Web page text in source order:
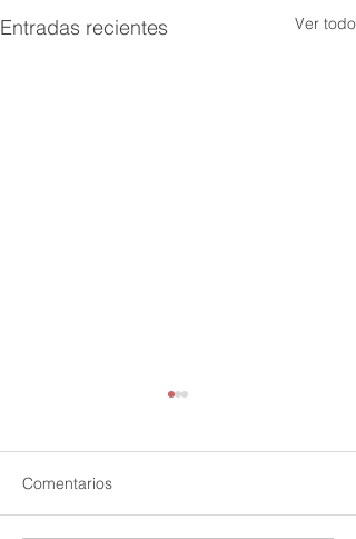
Entradas recientes Ver todo
Comentarios